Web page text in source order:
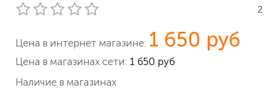
2
Цена в интернет магазине: 1 650 руб
Цена в магазинах сети: 1 650 руб
Наличие в магазинах